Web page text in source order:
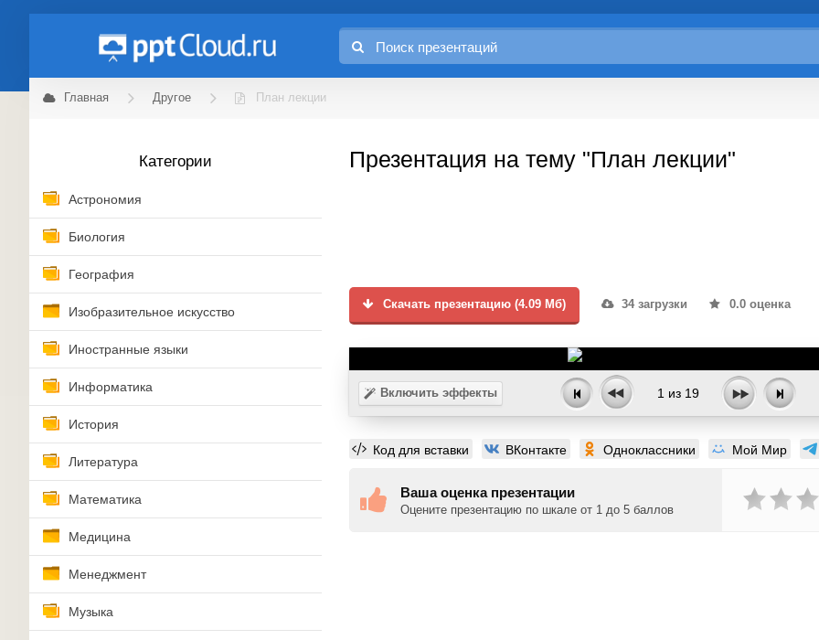
Главная Другое План лекции
Категории
Астрономия
Биология
География
Изобразительное искусство
Иностранные языки
Информатика
История
Литература
Математика
Медицина
Менеджмент
Музыка
Презентация на тему "План лекции"
Скачать презентацию (4.09 Мб) 34 загрузки 0.0 оценка
Включить эффекты 1 из 19
Код для вставки ВКонтакте Одноклассники Мой Мир
Ваша оценка презентации
Оцените презентацию по шкале от 1 до 5 баллов